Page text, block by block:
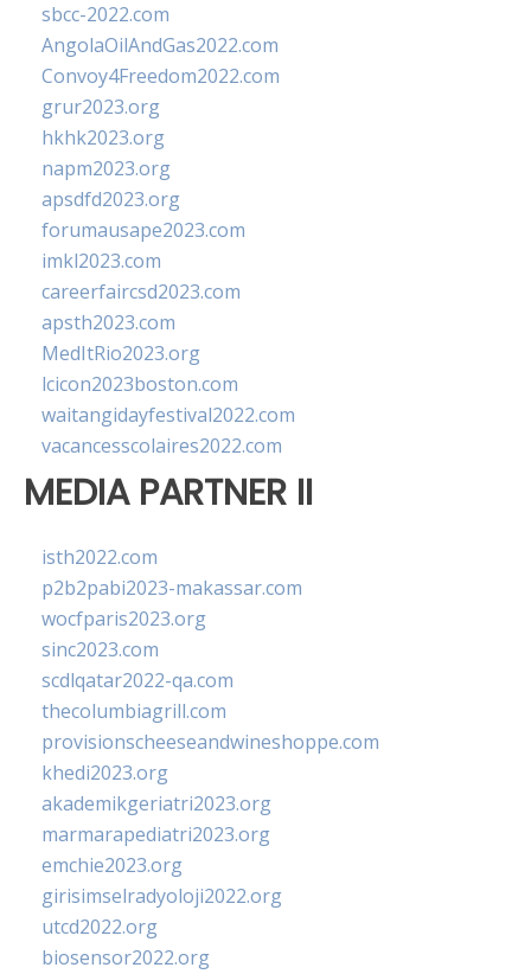
sbcc-2022.com
AngolaOilAndGas2022.com
Convoy4Freedom2022.com
grur2023.org
hkhk2023.org
napm2023.org
apsdfd2023.org
forumausape2023.com
imkl2023.com
careerfaircsd2023.com
apsth2023.com
MedItRio2023.org
lcicon2023boston.com
waitangidayfestival2022.com
vacancesscolaires2022.com
MEDIA PARTNER II
isth2022.com
p2b2pabi2023-makassar.com
wocfparis2023.org
sinc2023.com
scdlqatar2022-qa.com
thecolumbiagrill.com
provisionscheeseandwineshoppe.com
khedi2023.org
akademikgeriatri2023.org
marmarapediatri2023.org
emchie2023.org
girisimselradyoloji2022.org
utcd2022.org
biosensor2022.org